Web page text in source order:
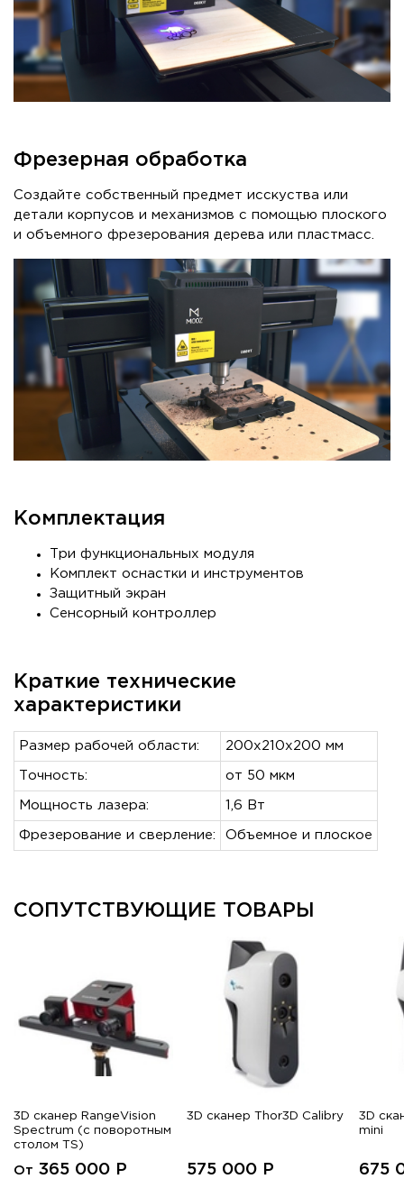
Фрезерная обработка
Создайте собственный предмет исскуства или
детали корпусов и механизмов с помощью плоского
и объемного фрезерования дерева или пластмасс.
Комплектация
Три функциональных модуля
Комплект оснастки и инструментов
Защитный экран
Сенсорный контроллер
Краткие технические
характеристики
Размер рабочей области: 200х210х200 мм
Точность: от 50 мкм
Мощность лазера: 1,6 Вт
Фрезерование и сверление: Объемное и плоское
СОПУТСТВУЮЩИЕ ТОВАРЫ
3D сканер RangeVision
Spectrum (с поворотным
столом TS)
От 365 000 Р
3D сканер Thor3D Calibry
575 000 Р
3D
mini
675